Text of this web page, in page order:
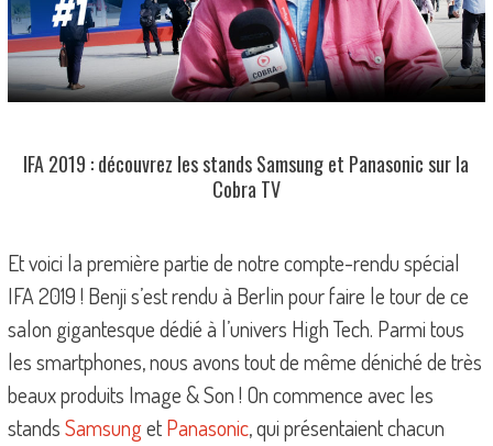
IFA 2019 : découvrez les stands Samsung et Panasonic sur la
Cobra TV
Et voici la première partie de notre compte-rendu spécial
IFA 2019 ! Benji s’est rendu à Berlin pour faire le tour de ce
salon gigantesque dédié à l’univers High Tech. Parmi tous
les smartphones, nous avons tout de même déniché de très
beaux produits Image & Son ! On commence avec les
standsSamsungetPanasonic, qui présentaient chacun